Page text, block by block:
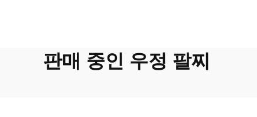
판매 중인 우정 팔찌